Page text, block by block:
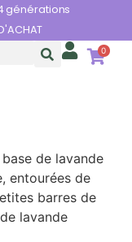
générations
0